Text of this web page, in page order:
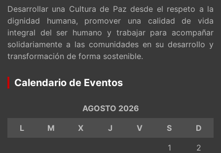
Desarrollar una Cultura de Paz desde el respeto a la
dignidad humana, promover una calidad de vida
integral del ser humano y trabajar para acompañar
solidariamente a las comunidades en su desarrollo y
transformación de forma sostenible.
Calendario de Eventos
AGOSTO 2026
L
M X J V S
D
1
2